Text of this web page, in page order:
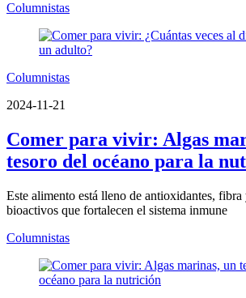
Columnistas
Columnistas
2024-11-21
Comer para vivir: Algas
tesoro del océano para la
Este alimento está lleno de antioxidantes, fibra
bioactivos que fortalecen el sistema inmune
Columnistas